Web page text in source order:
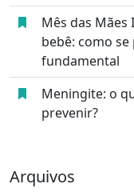
Mês das Mães
bebê: como
fundamental
Meningite: o
prevenir?
Arquivos